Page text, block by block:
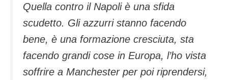
Quella contro il Napoli è una sfida
scudetto. Gli azzurri stanno facendo
bene, è una formazione cresciuta, sta
facendo grandi cose in Europa, l’ho vista
soffrire a Manchester per poi riprendersi,